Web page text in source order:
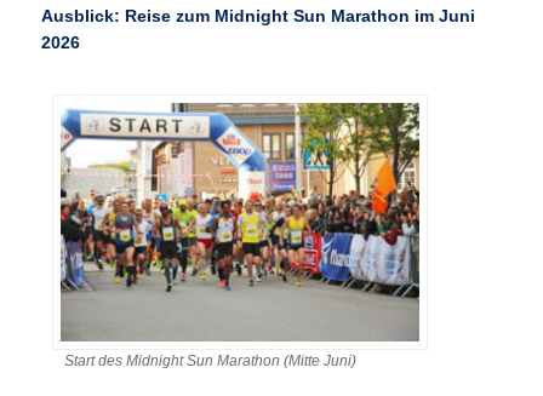
Ausblick: Reise zum Midnight Sun Marathon im Juni
2026
Start des Midnight Sun Marathon (Mitte Juni)